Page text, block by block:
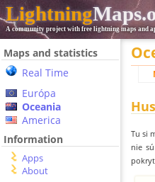
Lightning
A community project with free lightning maps and
Maps and statistics
Real Time
Európa
Oceania
America
Information
Apps
About
Tu si
nie